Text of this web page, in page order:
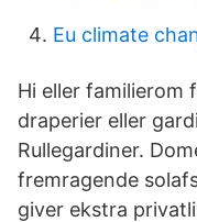
Eu climate
Hi eller familierom
draperier eller
Rullegardiner.
fremragende
giver ekstra